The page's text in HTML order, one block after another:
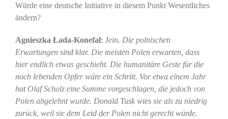
Würde eine deutsche Initiative in diesem Punkt Wesentliches
ändern?
Agnieszka Łada-Konefał: Jein. Die polnischen
Erwartungen sind klar. Die meisten Polen erwarten, dass
hier endlich etwas geschieht. Die humanitäre Geste für die
noch lebenden Opfer wäre ein Schritt. Vor etwa einem Jahr
hat Olaf Scholz eine Summe vorgeschlagen, die jedoch von
Polen abgelehnt wurde. Donald Tusk wies sie als zu niedrig
zurück, weil sie dem Leid der Polen nicht gerecht würde.